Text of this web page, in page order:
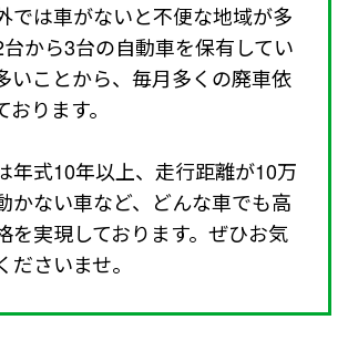
では車がないと不便な地域が多
から3台の自動車を保有してい
いことから、毎月多くの廃車依
ります。
年式10年以上、走行距離が10万
かない車など、どんな車でも高
を実現しております。ぜひお気
さいませ。